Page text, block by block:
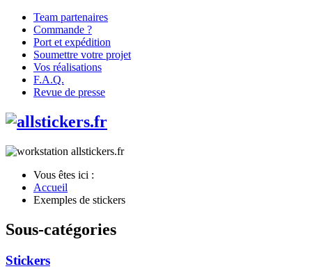
Team partenaires
Commande ?
Port et expédition
Soumettre votre projet
Vos réalisations
F.A.Q.
Revue de presse
Vous êtes ici :
Accueil
Exemples de stickers
Sous-catégories
Stickers